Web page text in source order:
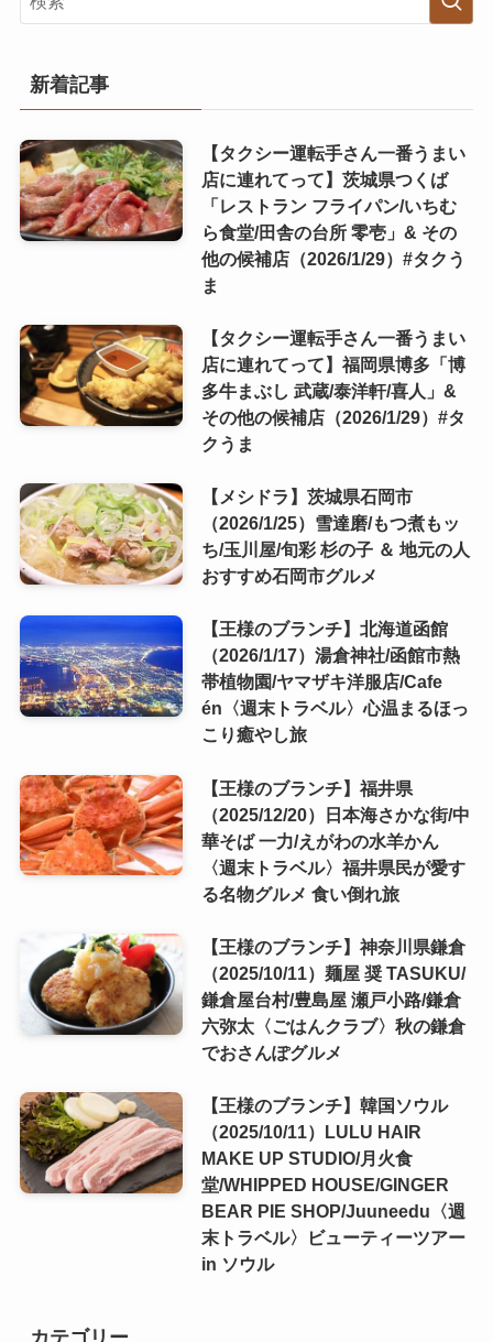
新着記事
【タクシー運転手さん一番うまい
店に連れてって】茨城県つくば
「レストラン フライパン/いちむ
ら食堂/田舎の台所 零壱」& その
他の候補店（2026/1/29）#タクう
ま
【タクシー運転手さん一番うまい
店に連れてって】福岡県博多「博
多牛まぶし 武蔵/泰洋軒/喜人」&
その他の候補店（2026/1/29）#タ
クうま
【メシドラ】茨城県石岡市
（2026/1/25）雪達磨/もつ煮もッ
ち/玉川屋/旬彩 杉の子 ＆ 地元の人
おすすめ石岡市グルメ
【王様のブランチ】北海道函館
（2026/1/17）湯倉神社/函館市熱
帯植物園/ヤマザキ洋服店/Cafe
én〈週末トラベル〉心温まるほっ
こり癒やし旅
【王様のブランチ】福井県
（2025/12/20）日本海さかな街/中
華そば 一力/えがわの水羊かん
〈週末トラベル〉福井県民が愛す
る名物グルメ 食い倒れ旅
【王様のブランチ】神奈川県鎌倉
（2025/10/11）麺屋 奨 TASUKU/
鎌倉屋台村/豊島屋 瀬戸小路/鎌倉
六弥太〈ごはんクラブ〉秋の鎌倉
でおさんぽグルメ
【王様のブランチ】韓国ソウル
（2025/10/11）LULU HAIR
MAKE UP STUDIO/月火食
堂/WHIPPED HOUSE/GINGER
BEAR PIE SHOP/Juuneedu〈週
末トラベル〉ビューティーツアー
in ソウル